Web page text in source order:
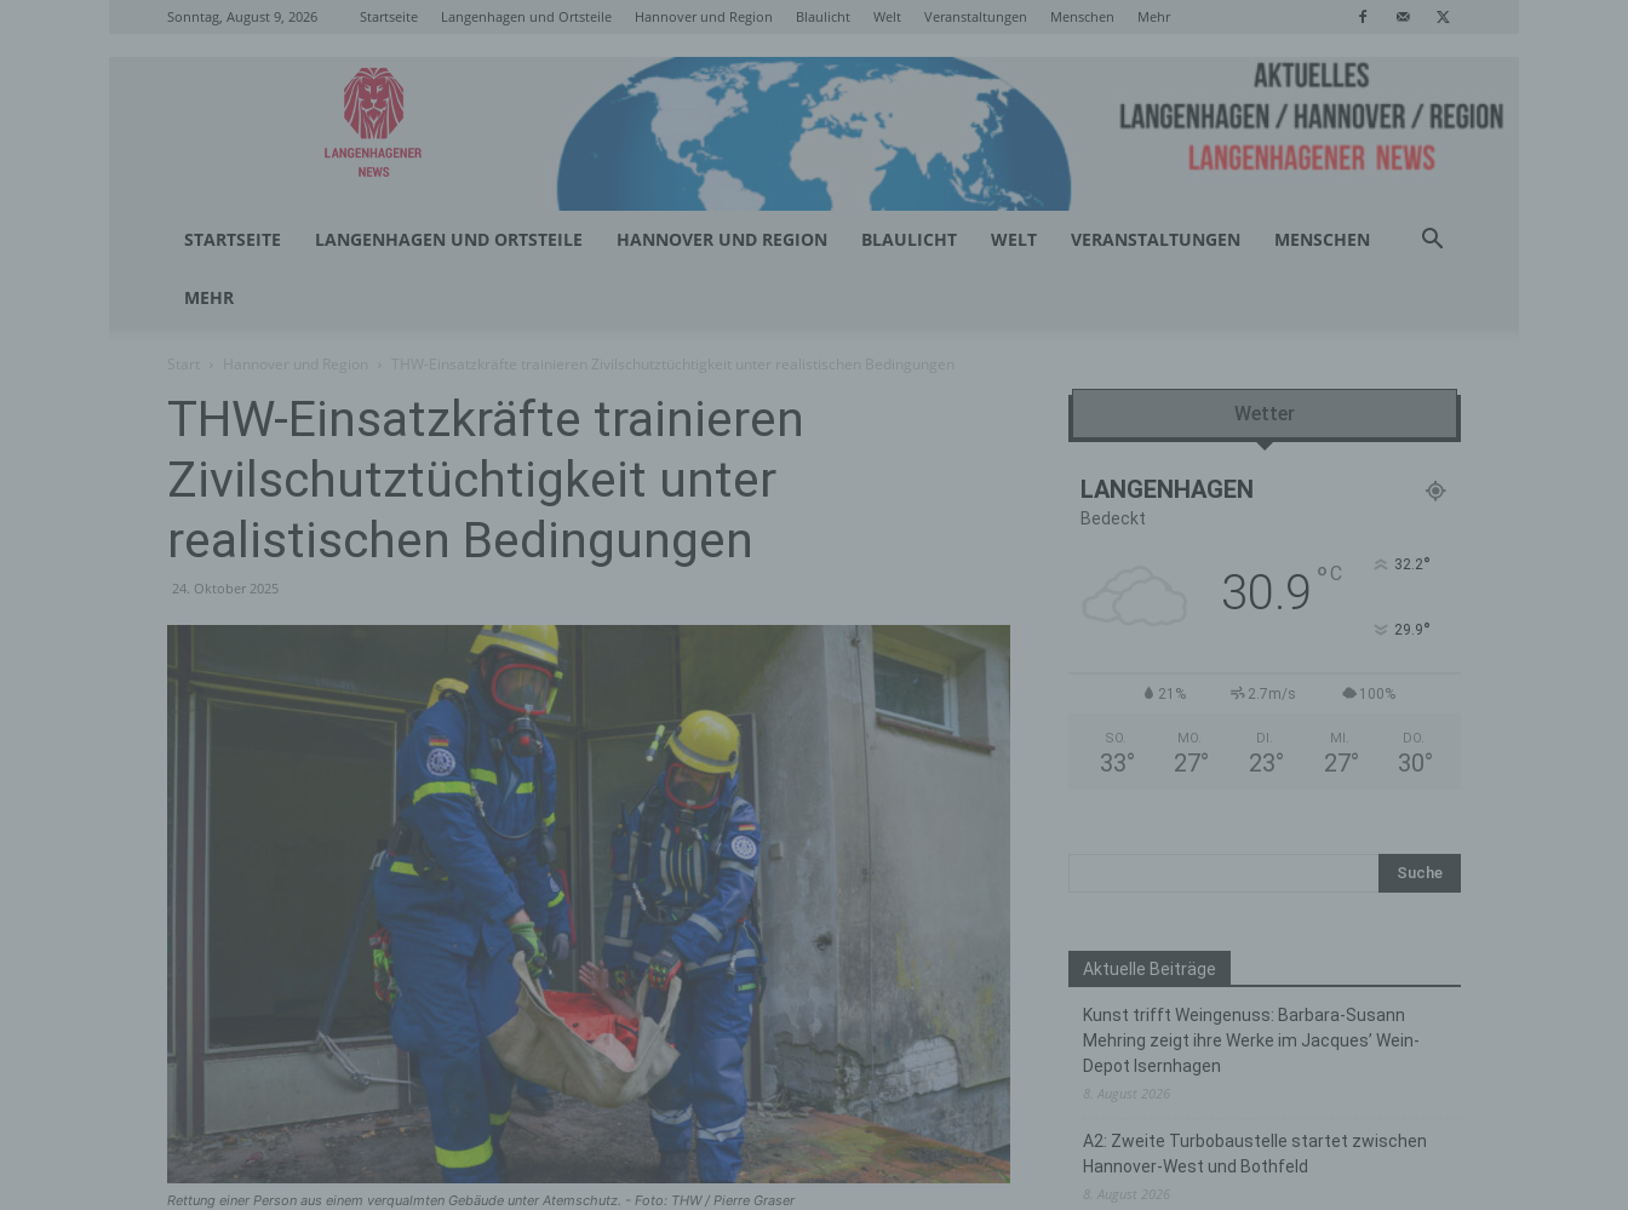
Sonntag, August 9, 2026 Startseite Langenhagen und Ortsteile Hannover und Region Blaulicht Welt Veranstaltungen Menschen Mehr
Langenhagener
News
STARTSEITE LANGENHAGEN UND ORTSTEILE HANNOVER UND REGION BLAULICHT WELT VERANSTALTUNGEN MENSCHEN
MEHR
THW-Einsatzkräfte trainieren
Zivilschutztüchtigkeit unter
realistischen Bedingungen
24. Oktober 2025
Rettung einer Person aus einem verqualmten Gebäude unter Atemschutz. - Foto: THW / Pierre Graser
Wetter
LANGENHAGEN
Bedeckt
30.9 ° C 32.2°
29.9°
21% 2.7m/s 100%
SO.
33°
MO.
27°
DI.
23°
MI.
27°
DO.
30°
Aktuelle Beiträge
Kunst trifft Weingenuss: Barbara-Susann
Mehring zeigt ihre Werke im Jacques’ Wein-
Depot Isernhagen
8. August 2026
A2: Zweite Turbobaustelle startet zwischen
Hannover-West und Bothfeld
8. August 2026